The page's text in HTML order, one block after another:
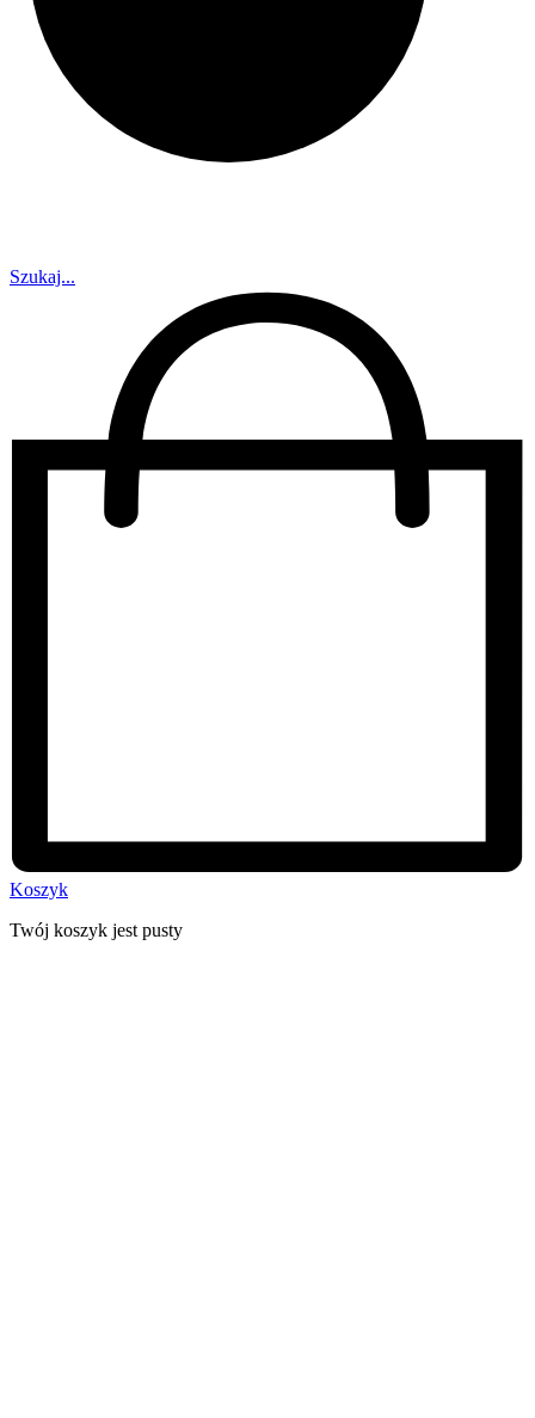
Szukaj...
Koszyk
Twój koszyk jest pusty